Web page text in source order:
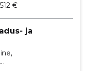
€
ja